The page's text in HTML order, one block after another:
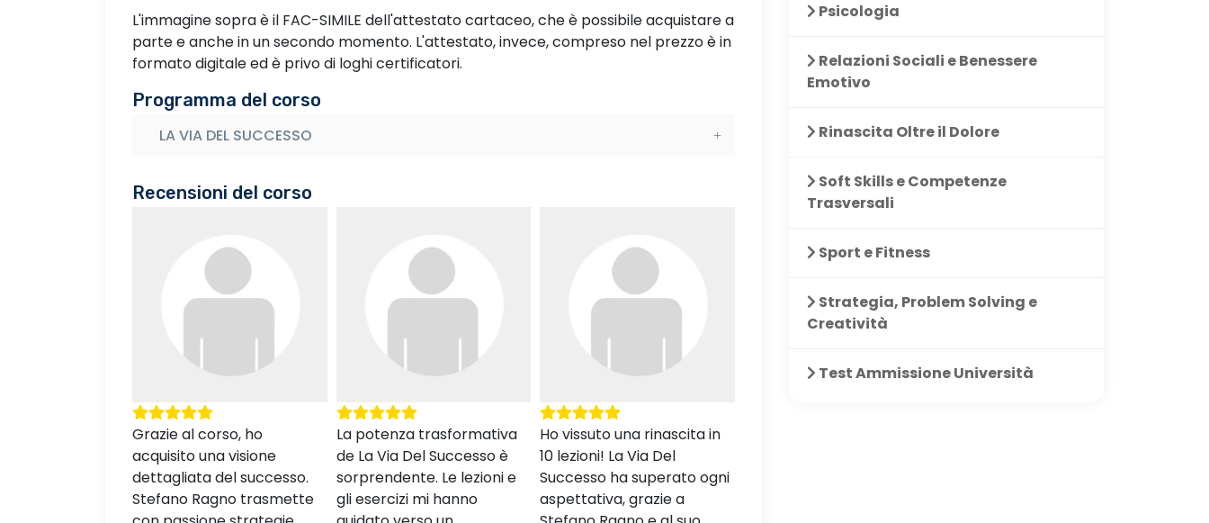
L'immagine sopra è il FAC-SIMILE dell'attestato cartaceo, che è possibile acquistare a
parte e anche in un secondo momento. L'attestato, invece, compreso nel prezzo è in
formato digitale ed è privo di loghi certificatori.
Programma del corso
LA VIA DEL SUCCESSO
Recensioni del corso
La potenza trasformativa
de La Via Del Successo è
sorprendente. Le lezioni e
gli esercizi mi hanno
Ho vissuto una rinascita in
10 lezioni! La Via Del
Successo ha superato ogni
aspettativa, grazie a
La struttura del corso
permette di monitorare
progressi tangibili nel
raggiungimento degli
Psicologia
Relazioni Sociali e Benessere
Emotivo
Rinascita Oltre il Dolore
Soft Skills e Competenze
Trasversali
Sport e Fitness
Strategia, Problem Solving e
Creatività
Test Ammissione Università